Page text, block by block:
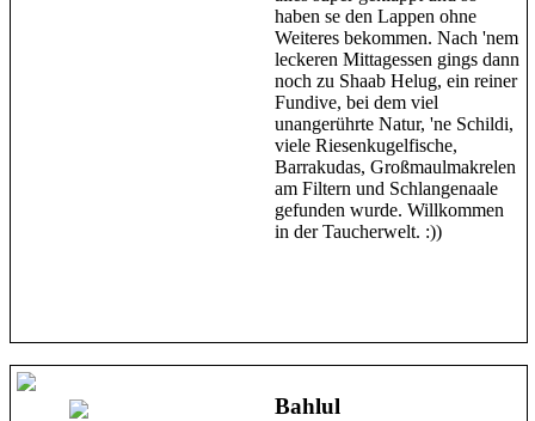
haben se den Lappen ohne
Weiteres bekommen. Nach 'nem
leckeren Mittagessen gings dann
noch zu Shaab Helug, ein reiner
Fundive, bei dem viel
unangerührte Natur, 'ne Schildi,
viele Riesenkugelfische,
Barrakudas, Großmaulmakrelen
am Filtern und Schlangenaale
gefunden wurde. Willkommen
in der Taucherwelt. :))
Bahlul